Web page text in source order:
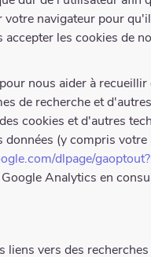
navigateur pour
les cookies de
nous aider à
de recherche et
cookies et d'autres
(y compris
dlpage/
Analytics en
vers des